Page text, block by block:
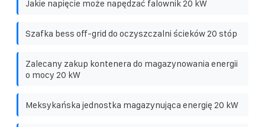
Jakie napięcie może napędzać falownik 20 kW
Szafka bess off-grid do oczyszczalni ścieków 20 stóp
Zalecany zakup kontenera do magazynowania energii
o mocy 20 kW
Meksykańska jednostka magazynująca energię 20 kW